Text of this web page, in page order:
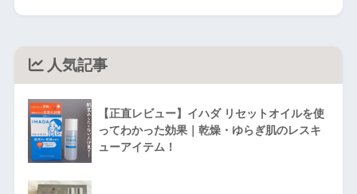
人気記事
【正直レビュー】イハダ リセットオイルを使
ってわかった効果｜乾燥・ゆらぎ肌のレスキ
ューアイテム！